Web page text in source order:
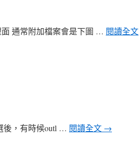
通常附加檔案會是下圖 … 閱讀全文
後，有時候outl … 閱讀全文 →